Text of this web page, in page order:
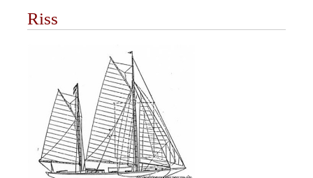
Riss